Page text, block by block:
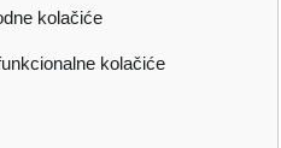
Instagram
kolačiće
kolačiće